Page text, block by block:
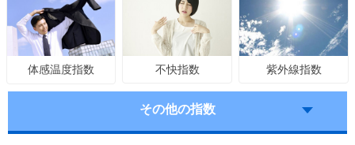
体感温度指数 不快指数 紫外線指数
その他の指数